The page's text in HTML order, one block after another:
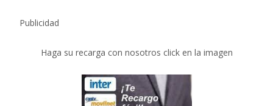
Publicidad
Haga su recarga con nosotros click en la imagen